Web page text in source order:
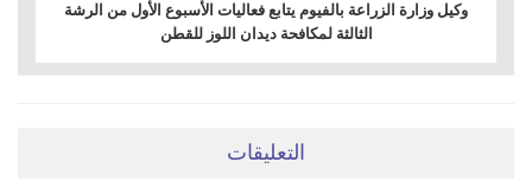
وكيل وزارة الزراعة بالفيوم يتابع فعاليات الأسبوع الأول من الرشة
الثالثة لمكافحة ديدان اللوز للقطن
التعليقات